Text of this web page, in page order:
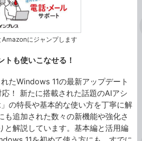
にジャンプします
トも使いこなせる！
たWindows 11の最新アップデート
応！ 新たに搭載された話題のAIアシ
の特長や基本的な使い方を丁寧に解
も追加された数々の新機能や強化さ
と解説しています。基本編と活用編